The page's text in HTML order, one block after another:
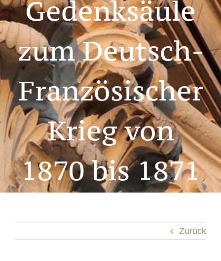
Gedenksäule
zum Deutsch-
Französischer
Krieg von
1870 bis 1871
Zurück